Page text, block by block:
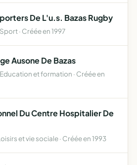
De L'u.s. Bazas Rugby
· Créée en 1997
Ausone De Bazas
et formation · Créée en
Du Centre Hospitalier De
et vie sociale · Créée en 1993